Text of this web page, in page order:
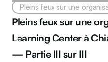
Pleins feux sur une
Pleins feux sur une
Learning Center à
— Partie III sur III